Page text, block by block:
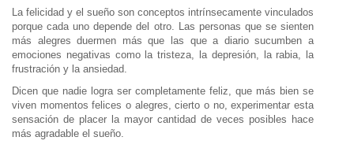
La felicidad y el sueño son conceptos intrínsecamente vinculados
porque cada uno depende del otro. Las personas que se sienten
más alegres duermen más que las que a diario sucumben a
emociones negativas como la tristeza, la depresión, la rabia, la
frustración y la ansiedad.
Dicen que nadie logra ser completamente feliz, que más bien se
viven momentos felices o alegres, cierto o no, experimentar esta
sensación de placer la mayor cantidad de veces posibles hace
más agradable el sueño.